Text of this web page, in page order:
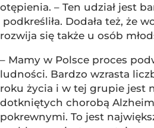
otępienia. – Ten udział jest
podkreśliła. Dodała też, że
rozwija się także u osób
– Mamy w Polsce proces
ludności. Bardzo wzrasta
roku życia i w tej grupie jest
dotkniętych chorobą
pokrewnymi. To jest